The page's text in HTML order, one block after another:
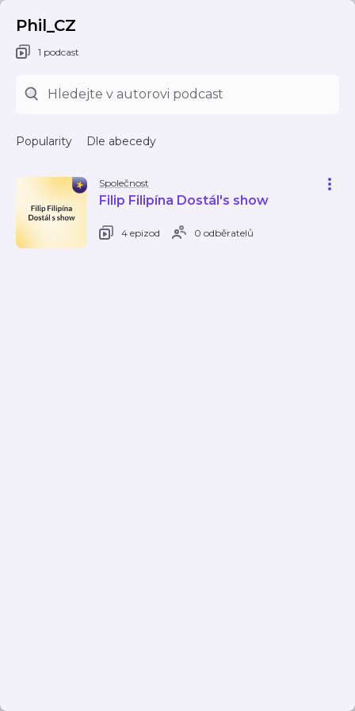
Phil_CZ
1 podcast
Popularity Dle abecedy
Společnost
Filip Filipína Dostál's show
4 epizod 0 odběratelů